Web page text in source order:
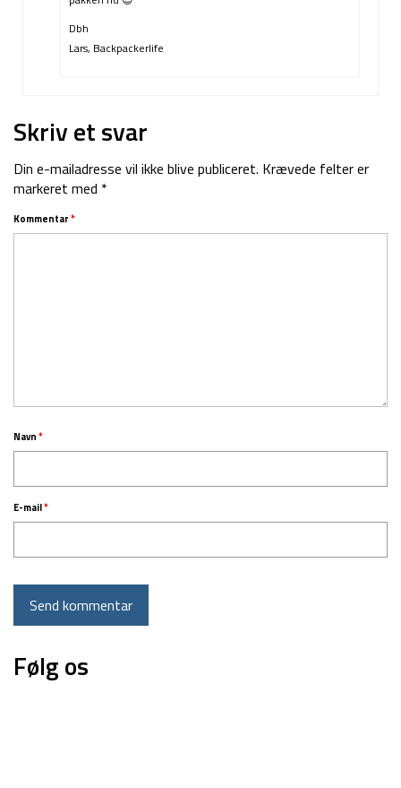
Dbh
Lars, Backpackerlife
Skriv et svar
Din e-mailadresse vil ikke blive publiceret. Krævede felter er
markeret med *
Kommentar*
Navn*
E-mail*
Følg os